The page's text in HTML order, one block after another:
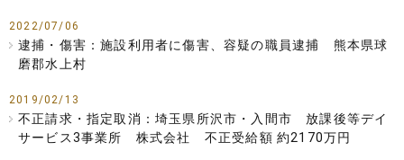
2022/07/06
逮捕・傷害：施設利用者に傷害、容疑の職員逮捕 熊本県球
磨郡水上村
2019/02/13
不正請求・指定取消：埼玉県所沢市・入間市 放課後等デイ
サービス3事業所 株式会社 不正受給額 約2170万円